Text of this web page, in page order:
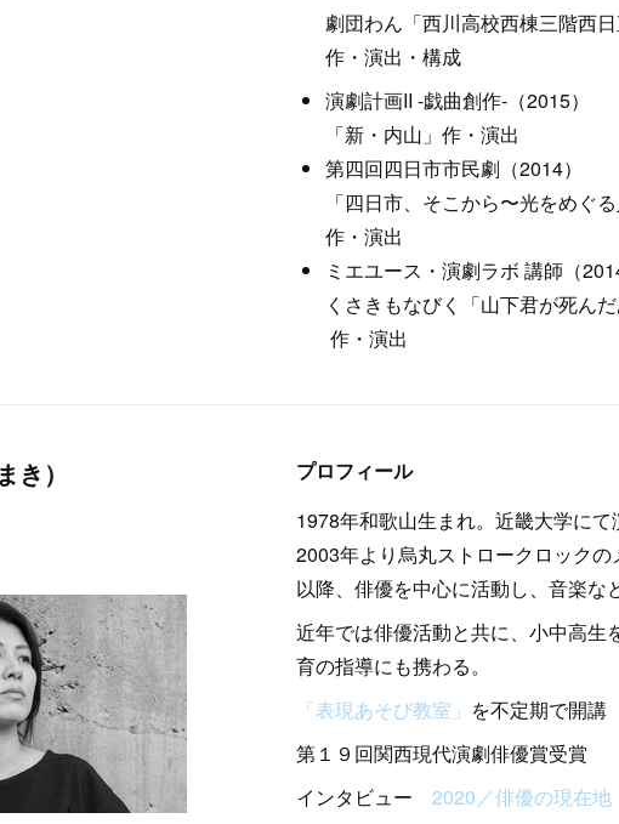
劇団わん「西川高校西棟三階西日
作・演出・構成
演劇計画II -戯曲創作-（2015）
「新・内山」作・演出
第四回四日市市民劇（2014）
「四日市、そこから〜光をめぐ
作・演出
ミエユース・演劇ラボ 講師（
くさきもなびく「山下君が死んだ
作・演出
き）
プロフィール
1978年和歌山生まれ。近畿大学にて
2003年より烏丸ストロークロックの
以降、俳優を中心に活動し、音楽な
近年では俳優活動と共に、小中高生
育の指導にも携わる。
「表現あそび教室」 を不定期で開講
第１９回関西現代演劇俳優賞受賞
インタビュー 2020／俳優の現在地